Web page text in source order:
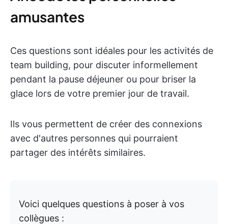
amusantes
Ces questions sont idéales pour les activités de
team building, pour discuter informellement
pendant la pause déjeuner ou pour briser la
glace lors de votre premier jour de travail.
Ils vous permettent de créer des connexions
avec d'autres personnes qui pourraient
partager des intérêts similaires.
Voici quelques questions à poser à vos
collègues :